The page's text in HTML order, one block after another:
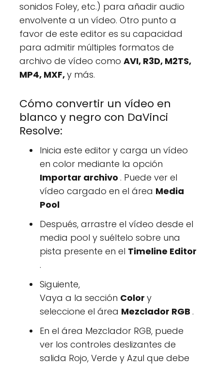
sonidos Foley, etc.) para añadir audio
envolvente a un vídeo. Otro punto a
favor de este editor es su capacidad
para admitir múltiples formatos de
archivo de vídeo como AVI, R3D, M2TS,
MP4, MXF,y más.
Cómo convertir un vídeo en
blanco y negro con DaVinci
Resolve:
Inicia este editor y carga un vídeo
en color mediante la opción
Importar archivo . Puede ver el
vídeo cargado en el área Media
Pool
Después, arrastre el vídeo desde el
media pool y suéltelo sobre una
pista presente en el Timeline Editor
.
Siguiente,
Vaya a la sección Color y
seleccione el área Mezclador RGB .
En el área Mezclador RGB, puede
ver los controles deslizantes de
salida Rojo, Verde y Azul que debe